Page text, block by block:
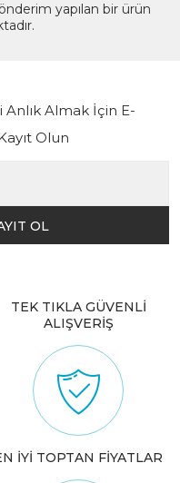
yapılan bir ürün
Almak İçin E-
Olun
OL
TEK TIKLA GÜVENLİ
ALIŞVERİŞ
İYİ TOPTAN FİYATLAR